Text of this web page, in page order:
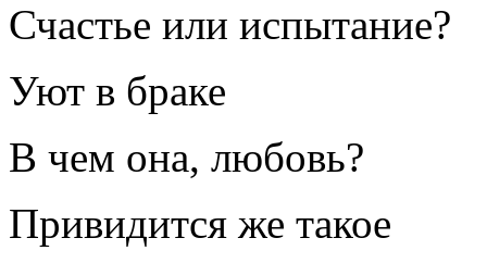
Счастье или испытание?
Уют в браке
В чем она, любовь?
Привидится же такое